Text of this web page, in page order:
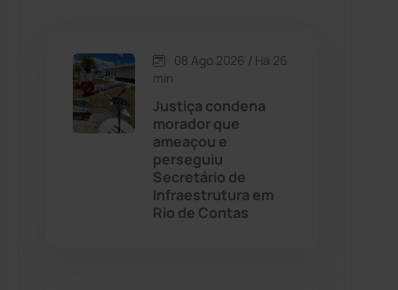
Caetité (1504)
Candiba
Cândido Sales
08 Ago 2026 / Há 26
min
Justiça condena
morador que
ameaçou e
perseguiu
Secretário de
Infraestrutura em
Rio de Contas